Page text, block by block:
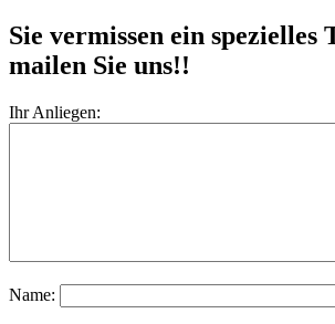
Sie vermissen ein spezielles
mailen Sie uns!!
Ihr Anliegen:
Name: